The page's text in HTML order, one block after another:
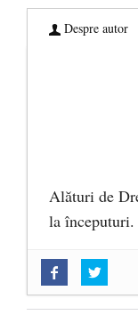
Despre autor
Alături de
la începuturi.
„Acum
O nouă